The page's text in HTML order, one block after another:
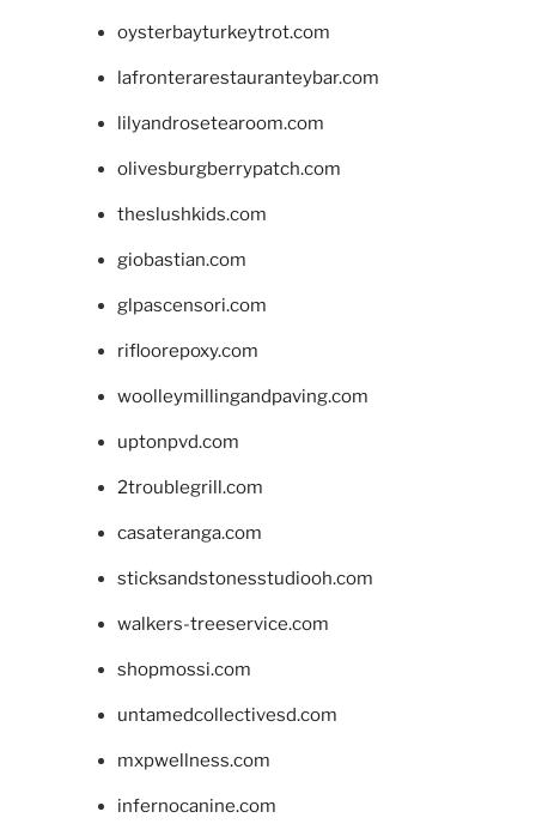
oysterbayturkeytrot.com
lafronterarestauranteybar.com
lilyandrosetearoom.com
olivesburgberrypatch.com
theslushkids.com
giobastian.com
glpascensori.com
rifloorepoxy.com
woolleymillingandpaving.com
uptonpvd.com
2troublegrill.com
casateranga.com
sticksandstonesstudiooh.com
walkers-treeservice.com
shopmossi.com
untamedcollectivesd.com
mxpwellness.com
infernocanine.com